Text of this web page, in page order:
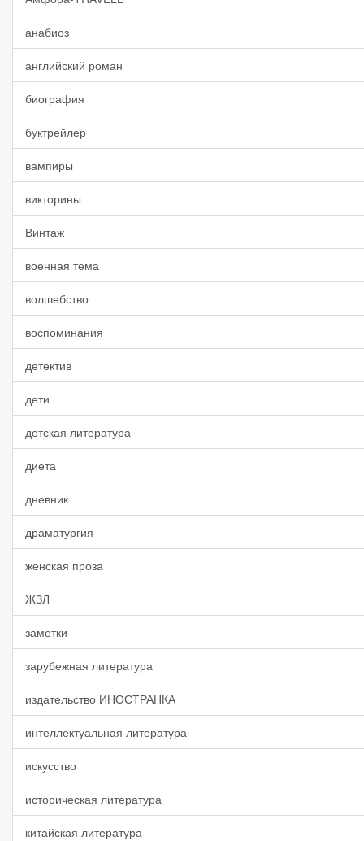
анабиоз
английский роман
биография
буктрейлер
вампиры
викторины
Винтаж
военная тема
волшебство
воспоминания
детектив
дети
детская литература
диета
дневник
драматургия
женская проза
ЖЗЛ
заметки
зарубежная литература
издательство ИНОСТРАНКА
интеллектуальная литература
искусство
историческая литература
китайская литература